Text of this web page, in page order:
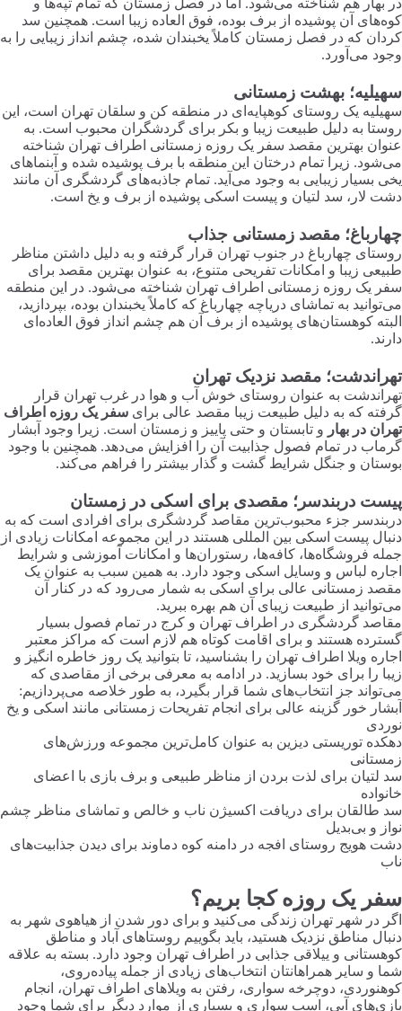
در بهار هم شناخته می‌شود. اما در فصل زمستان که تمام تپه‌ها و
کوه‌های آن پوشیده از برف بوده، فوق العاده زیبا است. همچنین سد
کردان که در فصل زمستان کاملاً یخبندان شده، چشم انداز زیبایی را به
وجود می‌آورد.
سهیلیه؛ بهشت زمستانی
سهیلیه یک روستای کوهپایه‌ای در منطقه کن و سلقان تهران است، این
روستا به دلیل طبیعت زیبا و بکر برای گردشگران محبوب است. به
عنوان بهترین مقصد سفر یک روزه زمستانی اطراف تهران شناخته
می‌شود. زیرا تمام درختان این منطقه با برف پوشیده شده و آبنماهای
یخی بسیار زیبایی به وجود می‌آید. تمام جاذبه‌های گردشگری آن مانند
دشت لار، سد لتیان و پیست اسکی پوشیده از برف و یخ است.
چهارباغ؛ مقصد زمستانی جذاب
روستای چهارباغ در جنوب تهران قرار گرفته و به دلیل داشتن مناظر
طبیعی زیبا و امکانات تفریحی متنوع، به عنوان بهترین مقصد برای
سفر یک روزه زمستانی اطراف تهران شناخته می‌شود. در این منطقه
می‌توانید به تماشای دریاچه چهارباغ که کاملاً یخبندان بوده، بپردازید،
البته کوهستان‌های پوشیده از برف آن هم چشم انداز فوق العاده‌ای
دارند.
تهراندشت؛ مقصد نزدیک تهران
تهراندشت به عنوان روستای خوش آب و هوا در غرب تهران قرار
گرفته که به دلیل طبیعت زیبا مقصد عالی برای سفر یک روزه اطراف
تهران در بهار و تابستان و حتی پاییز و زمستان است. زیرا وجود آبشار
گرماب در تمام فصول جذابیت آن را افزایش می‌دهد. همچنین با وجود
بوستان و جنگل شرایط گشت و گذار بیشتر را فراهم می‌کند.
پیست دربندسر؛ مقصدی برای اسکی در زمستان
دربندسر جزء محبوب‌ترین مقاصد گردشگری برای افرادی است که به
دنبال پیست اسکی بین المللی هستند در این مجموعه امکانات زیادی از
جمله فروشگاه‌ها، کافه‌ها، رستوران‌ها و امکانات آموزشی و شرایط
اجاره لباس و وسایل اسکی وجود دارد. به همین سبب به عنوان یک
مقصد زمستانی عالی برای اسکی به شمار می‌رود که در کنار آن
می‌توانید از طبیعت زیبای آن هم بهره ببرید.
مقاصد گردشگری در اطراف تهران و کرج در تمام فصول بسیار
گسترده هستند و برای اقامت کوتاه هم لازم است که مراکز معتبر
اجاره ویلا اطراف تهران را بشناسید، تا بتوانید یک روز خاطره انگیز و
زیبا را برای خود بسازید. در ادامه به معرفی برخی از مقاصدی که
می‌تواند جز انتخاب‌های شما قرار بگیرد، به طور خلاصه می‌پردازیم:
آبشار خور گزینه عالی برای انجام تفریحات زمستانی مانند اسکی و یخ
نوردی
دهکده توریستی دیزین به عنوان کامل‌ترین مجموعه ورزش‌های
زمستانی
سد لتیان برای لذت بردن از مناظر طبیعی و برف بازی با اعضای
خانواده
سد طالقان برای دریافت اکسیژن ناب و خالص و تماشای مناظر چشم
نواز و بی‌بدیل
دشت هویج روستای افجه در دامنه کوه دماوند برای دیدن جذابیت‌های
ناب
سفر یک روزه کجا بریم؟
اگر در شهر تهران زندگی می‌کنید و برای دور شدن از هیاهوی شهر به
دنبال مناطق نزدیک هستید، باید بگوییم روستاهای آباد و مناطق
کوهستانی و ییلاقی جذابی در اطراف تهران وجود دارد. بسته به علاقه
شما و سایر همراهانتان انتخاب‌های زیادی از جمله پیاده‌روی،
کوهنوردی، دوچرخه سواری، رفتن به ویلاهای اطراف تهران، انجام
بازی‌های آبی، اسب سواری و بسیاری از موارد دیگر برای شما وجود